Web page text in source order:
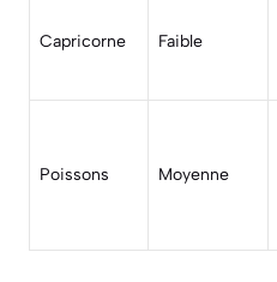
Capricorne Faible
Poissons Moyenne